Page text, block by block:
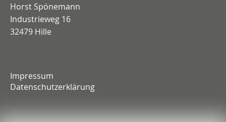
Horst Spönemann
Industrieweg 16
32479 Hille
Impressum
Datenschutzerklärung